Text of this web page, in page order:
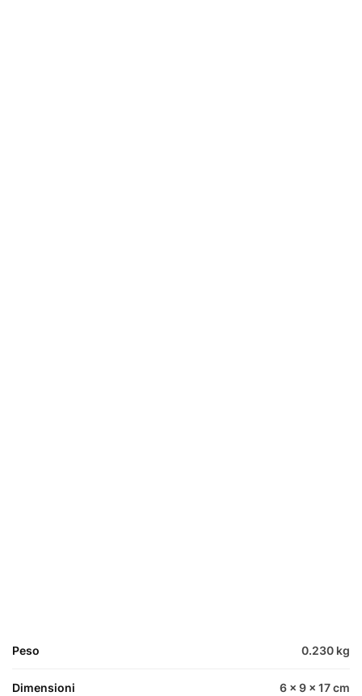
Peso 0.230 kg
Dimensioni 6 × 9 × 17 cm